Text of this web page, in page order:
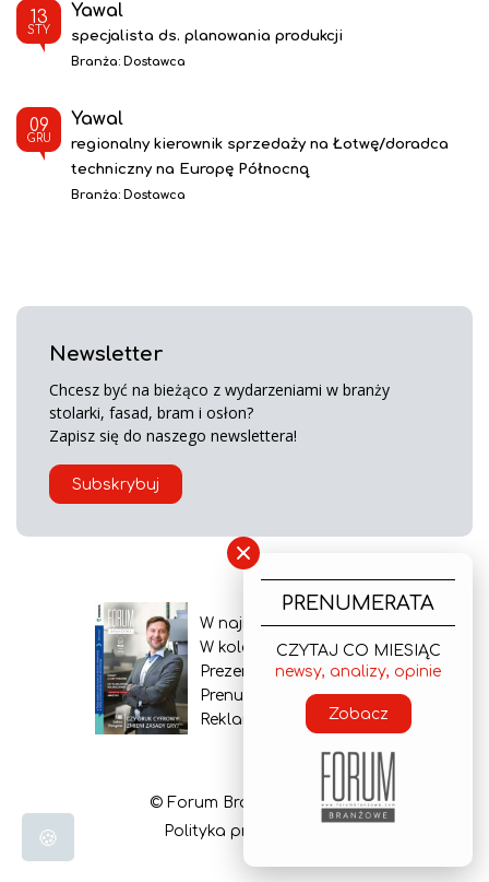
13
STY
Yawal
specjalista ds. planowania produkcji
Branża: Dostawca
09
GRU
Yawal
regionalny kierownik sprzedaży na Łotwę/doradca
techniczny na Europę Północną
Branża: Dostawca
Newsletter
Chcesz być na bieżąco z wydarzeniami w branży
stolarki, fasad, bram i osłon?
Zapisz się do naszego newslettera!
Subskrybuj
W najnowszym wydaniu
W kolejnym numerze
Prezentacja gazety
Prenumerata
Reklama
© Forum Branżowe 2026
Polityka prywatności
×
PRENUMERATA
CZYTAJ CO MIESIĄC
newsy, analizy, opinie
Zobacz
🍪